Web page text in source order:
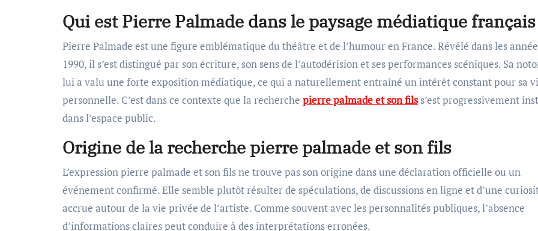
Qui est Pierre Palmade dans le paysage médiatique français
Pierre Palmade est une figure emblématique du théâtre et de l’humour en France. Révélé dans les
1990, il s’est distingué par son écriture, son sens de l’autodérision et ses performances scéniques. Sa
lui a valu une forte exposition médiatique, ce qui a naturellement entraîné un intérêt constant pour sa
personnelle. C’est dans ce contexte que la recherche pierre palmade et son filss’est progressivement
dans l’espace public.
Origine de la recherche pierre palmade et son fils
L’expression pierre palmade et son fils ne trouve pas son origine dans une déclaration officielle ou un
événement confirmé. Elle semble plutôt résulter de spéculations, de discussions en ligne et d’une
accrue autour de la vie privée de l’artiste. Comme souvent avec les personnalités publiques, l’absence
d’informations claires peut conduire à des interprétations erronées.